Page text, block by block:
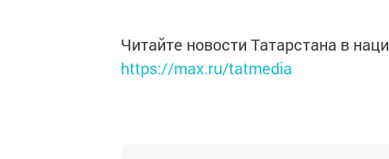
Читайте новости Татарстана в
https://max.ru/tatmedia